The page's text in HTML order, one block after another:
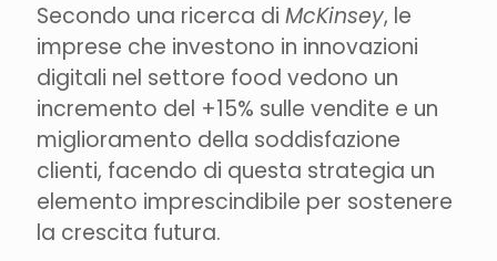
Secondo una ricerca di McKinsey, le
imprese che investono in innovazioni
digitali nel settore food vedono un
incremento del +15% sulle vendite e un
miglioramento della soddisfazione
clienti, facendo di questa strategia un
elemento imprescindibile per sostenere
la crescita futura.